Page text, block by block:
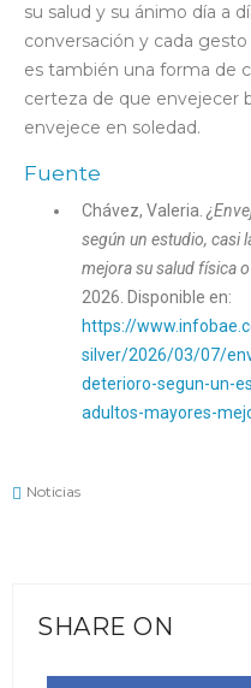
su salud y su ánimo día a
conversación y cada
es también una forma de
certeza de que envejecer
envejece en soledad.
Fuente
Chávez, Valeria.
según un estudio, casi
mejora su salud física
2026. Disponible en:
https://
silver/2026/03/07/
deterioro-segun-un-
adultos-mayores-
Noticias
SHARE ON